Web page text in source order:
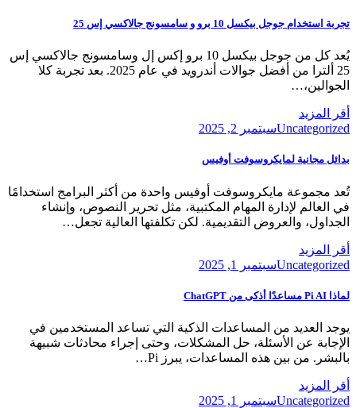
تجربة استخدام جوجل بيكسل 10 برو و سامسونج جالاكسي إس 25
يُعد كل من جوجل بيكسل 10 برو إكس إل وسامسونج جالاكسي إس
25 ألترا من أفضل جوالات أندرويد في عام 2025. بعد تجربة كلا
الجوالين،…
أقر المزيد
Uncategorized
Posted
سبتمبر 2, 2025
بدائل مجانية لمايكروسوفت أوفيس
تُعد مجموعة مايكروسوفت أوفيس واحدة من أكثر البرامج استخدامًا
في العالم لإدارة المهام المكتبية، مثل تحرير النصوص، وإنشاء
الجداول، والعروض التقديمية. لكن تكلفتها العالية تجعل…
أقر المزيد
Uncategorized
Posted
سبتمبر 1, 2025
لماذا Pi AI مساعدًا أذكى من ChatGPT
يوجد العديد من المساعدات الذكية التي تساعد المستخدمين في
الإجابة عن الأسئلة، حل المشكلات، وحتى إجراء محادثات شبيهة
بالبشر. من بين هذه المساعدات، يبرز Pi…
أقر المزيد
Uncategorized
Posted
سبتمبر 1, 2025